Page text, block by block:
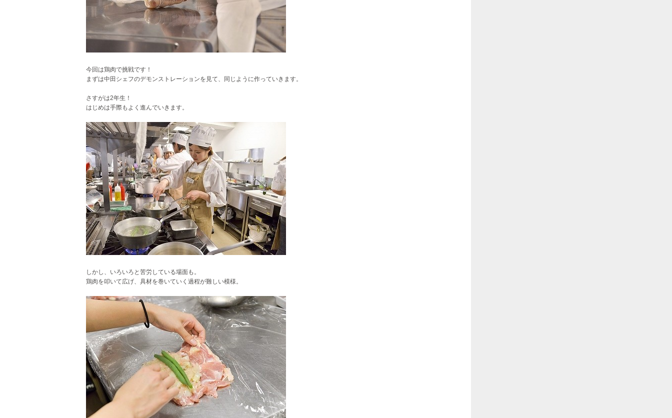
今回は鶏肉で挑戦です！
まずは中田シェフのデモンストレーションを見て、 同じように作っていきます。
さすがは2年生！
はじめは手際もよく進んでいきます。
しかし、いろいろと苦労している場面も。
鶏肉を叩いて広げ、 具材を巻いていく過程が難しい模様。